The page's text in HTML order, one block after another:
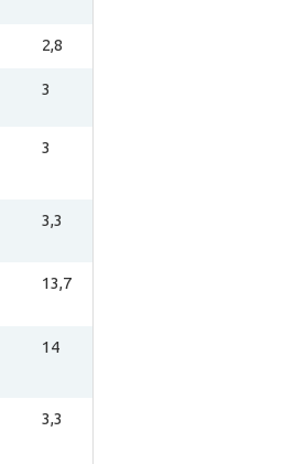
2,8
3
3
3,3
13,7
14
3,3